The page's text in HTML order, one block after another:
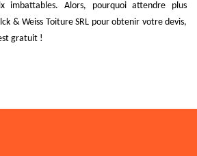
imbattables. Alors, pourquoi attendre plus
& Weiss Toiture SRL pour obtenir votre devis,
gratuit !